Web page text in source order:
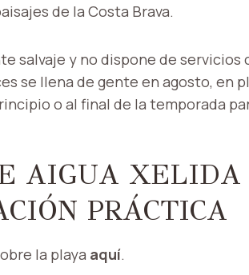
de la Costa Brava.
salvaje y no dispone de servicios
se llena de gente en agosto, en
o al final de la temporada
AIGUA XELIDA
PRÁCTICA
la playa aquí.